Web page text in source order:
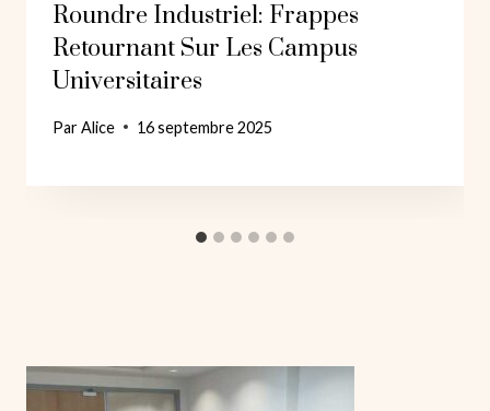
Roundre Industriel: Frappes
Retournant Sur Les Campus
Universitaires
ParAlice 16 septembre 2025